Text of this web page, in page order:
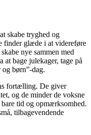
skabe tryghed og
finder glæde i at videreføre
nye sammen med
bage julekager, tage på
børn”-dag.
fortælling. De giver
og de minder de voksne
tid og opmærksomhed.
tilbagevendende